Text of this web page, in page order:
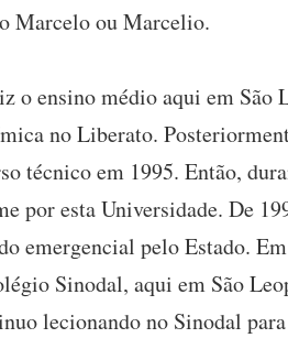
Marcelo ou Marcelio.
o ensino médio aqui em São
no Liberato.
técnico em 1995. Então,
por esta Universidade. De
emergencial pelo Estado.
Sinodal, aqui em São
lecionando no Sinodal